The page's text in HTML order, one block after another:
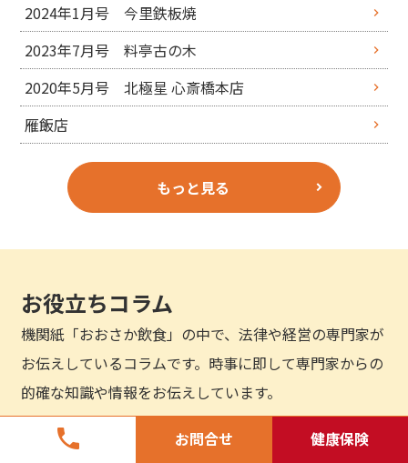
phone お問合せ 健康保険
2024年1月号 今里鉄板焼
2023年7月号 料亭古の木
2020年5月号 北極星 心斎橋本店
雁飯店
もっと見る
お役立ちコラム
機関紙「おおさか飲食」の中で、法律や経営の専門家が
お伝えしているコラムです。時事に即して専門家からの
的確な知識や情報をお伝えしています。